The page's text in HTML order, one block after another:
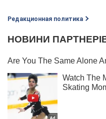
Редакционная политика